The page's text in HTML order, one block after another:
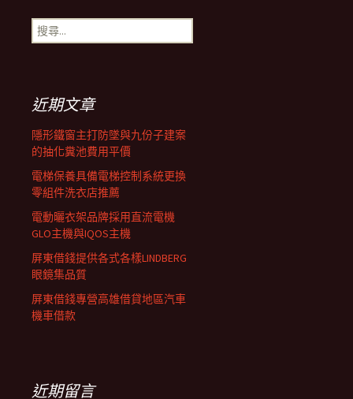
覽
列
搜
尋
近期文章
隱形鐵窗主打防墜與九份子建案
的抽化糞池費用平價
電梯保養具備電梯控制系統更換
零組件洗衣店推薦
電動曬衣架品牌採用直流電機
GLO主機與IQOS主機
屏東借錢提供各式各樣LINDBERG
眼鏡集品質
屏東借錢專營高雄借貸地區汽車
機車借款
近期留言